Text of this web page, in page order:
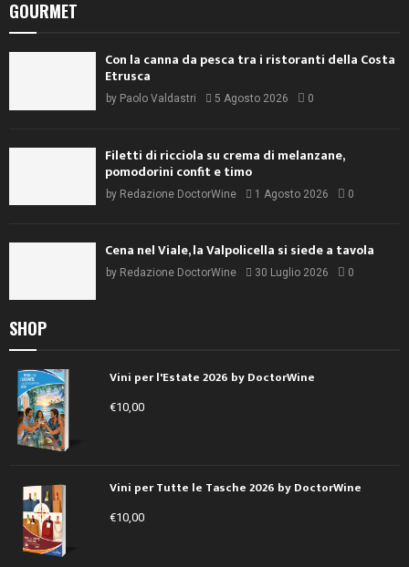
GOURMET
Con la canna da pesca tra i ristoranti della Costa
Etrusca
by Paolo Valdastri 5 Agosto 2026 0
Filetti di ricciola su crema di melanzane,
pomodorini confit e timo
by Redazione DoctorWine 1 Agosto 2026 0
Cena nel Viale, la Valpolicella si siede a tavola
by Redazione DoctorWine 30 Luglio 2026 0
SHOP
Vini per l'Estate 2026 by DoctorWine
€10,00
Vini per Tutte le Tasche 2026 by DoctorWine
€10,00